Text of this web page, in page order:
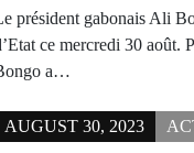
président gabonais Ali
ce mercredi 30 août.
a…
AUGUST 30, 2023